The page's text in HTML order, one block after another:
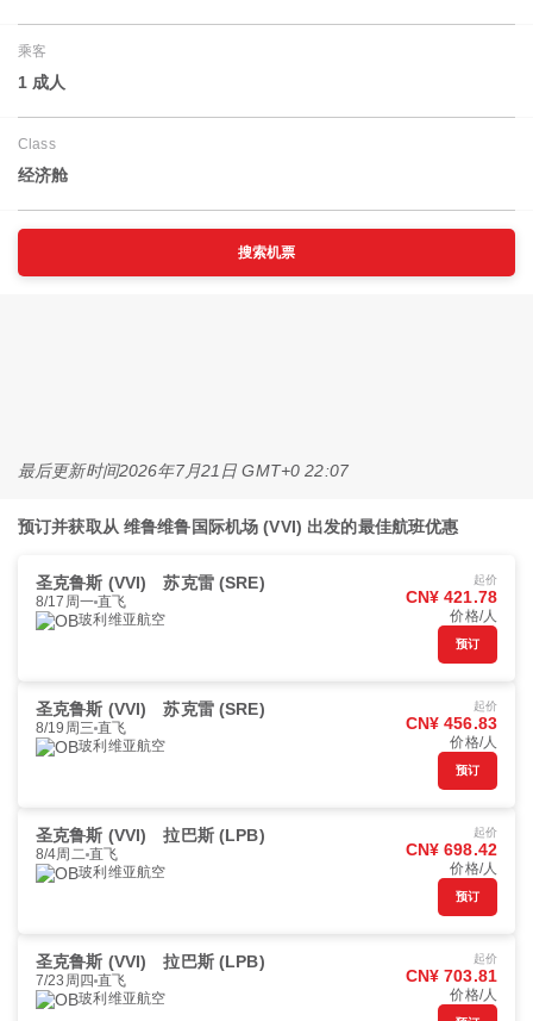
乘客
1 成人
Class
经济舱
搜索机票
最后更新时间2026年7月21日 GMT+0 22:07
预订并获取从 维鲁维鲁国际机场 (VVI) 出发的最佳航班优惠
圣克鲁斯 (VVI) 苏克雷 (SRE)
8/17周一 直飞
玻利维亚航空
起价
CN¥ 421.78
价格/人
预订
圣克鲁斯 (VVI) 苏克雷 (SRE)
8/19周三 直飞
玻利维亚航空
起价
CN¥ 456.83
价格/人
预订
圣克鲁斯 (VVI) 拉巴斯 (LPB)
8/4周二 直飞
玻利维亚航空
起价
CN¥ 698.42
价格/人
预订
圣克鲁斯 (VVI) 拉巴斯 (LPB)
7/23周四 直飞
玻利维亚航空
起价
CN¥ 703.81
价格/人